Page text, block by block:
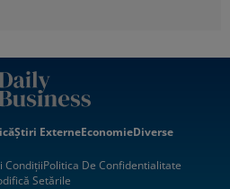
Știri ExterneEconomieDiverse
CondițiiPolitica De Confidentialitate
Setările